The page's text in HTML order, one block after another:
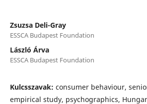
Zsuzsa Deli-Gray
ESSCA Budapest Foundation
László Árva
ESSCA Budapest Foundation
Kulcsszavak: consumer behaviour,
empirical study, psychographics,